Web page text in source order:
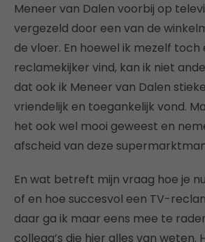
Meneer van Dalen voorbij op
vergezeld door een van de
de vloer. En hoewel ik mezelf
reclamekijker vind, kan ik niet
dat ook ik Meneer van Dalen
vriendelijk en toegankelijk vond.
het ook wel mooi geweest en
afscheid van deze
En wat betreft mijn vraag hoe je
of en hoe succesvol een TV-
daar ga ik maar eens mee te
collega’s die hier alles van weten.